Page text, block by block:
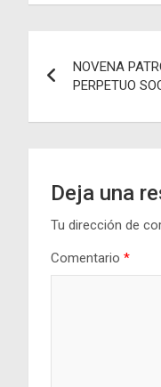
de
entradas
NOVENA
PERPETUO
Deja una
Tu dirección de
Comentario *